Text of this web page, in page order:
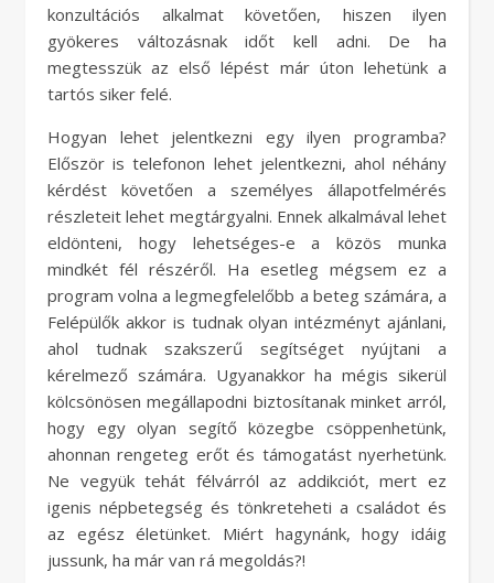
konzultációs alkalmat követően, hiszen ilyen
gyökeres változásnak időt kell adni. De ha
megtesszük az első lépést már úton lehetünk a
tartós siker felé.
Hogyan lehet jelentkezni egy ilyen programba?
Először is telefonon lehet jelentkezni, ahol néhány
kérdést követően a személyes állapotfelmérés
részleteit lehet megtárgyalni. Ennek alkalmával lehet
eldönteni, hogy lehetséges-e a közös munka
mindkét fél részéről. Ha esetleg mégsem ez a
program volna a legmegfelelőbb a beteg számára, a
Felépülők akkor is tudnak olyan intézményt ajánlani,
ahol tudnak szakszerű segítséget nyújtani a
kérelmező számára. Ugyanakkor ha mégis sikerül
kölcsönösen megállapodni biztosítanak minket arról,
hogy egy olyan segítő közegbe csöppenhetünk,
ahonnan rengeteg erőt és támogatást nyerhetünk.
Ne vegyük tehát félvárról az addikciót, mert ez
igenis népbetegség és tönkreteheti a családot és
az egész életünket. Miért hagynánk, hogy idáig
jussunk, ha már van rá megoldás?!